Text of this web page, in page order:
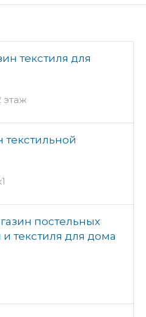
текстиля для
этаж
текстильной
постельных
текстиля для дома